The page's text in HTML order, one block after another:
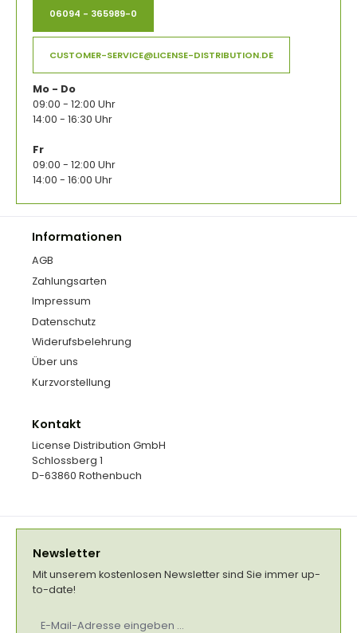
06094 - 365989-0
CUSTOMER-SERVICE@LICENSE-DISTRIBUTION.DE
Mo - Do
09:00 - 12:00 Uhr
14:00 - 16:30 Uhr
Fr
09:00 - 12:00 Uhr
14:00 - 16:00 Uhr
Informationen
AGB
Zahlungsarten
Impressum
Datenschutz
Widerufsbelehrung
Über uns
Kurzvorstellung
Kontakt
License Distribution GmbH
Schlossberg 1
D-63860 Rothenbuch
Newsletter
Mit unserem kostenlosen Newsletter sind Sie immer up-
to-date!
Mail-